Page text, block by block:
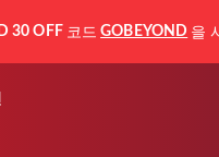
30 OFF 코드 GOBEYOND 을